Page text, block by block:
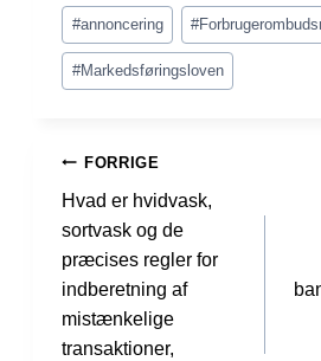
Indlæg-
tags:
#annoncering #
#Markedsføringsloven
FORRIGE
Hvad er hvidvask,
sortvask og de
præcises regler for
indberetning af
mistænkelige
transaktioner,